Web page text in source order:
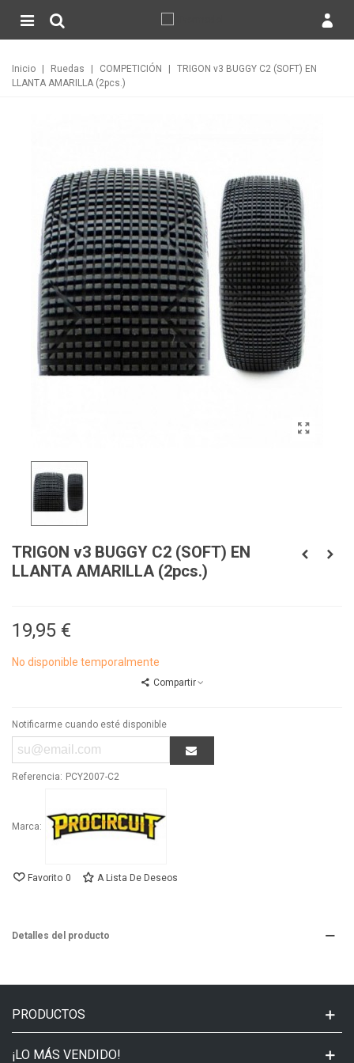
Inicio Ruedas COMPETICIÓN
TRIGON v3 BUGGY C2 (SOFT) EN
LLANTA AMARILLA (2pcs.)
TRIGON v3 BUGGY C2 (SOFT) EN
LLANTA AMARILLA (2pcs.)
19,95 €
No disponible temporalmente
Compartir
Notificarme cuando esté disponible
Referencia: PCY2007-C2
Marca:
Favorito 0 A Lista De Deseos
Detalles del producto
PRODUCTOS
¡LO MÁS VENDIDO!